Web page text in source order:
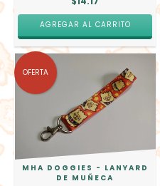
AGREGAR AL CARRITO
OFERTA
MHA DOGGIES - LANYARD
DE MUÑECA